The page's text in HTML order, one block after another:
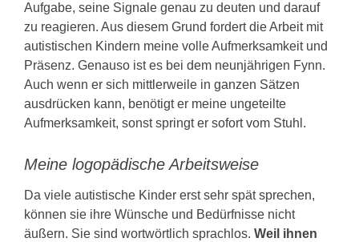
Aufgabe, seine Signale genau zu deuten und darauf
zu reagieren. Aus diesem Grund fordert die Arbeit mit
autistischen Kindern meine volle Aufmerksamkeit und
Präsenz. Genauso ist es bei dem neunjährigen Fynn.
Auch wenn er sich mittlerweile in ganzen Sätzen
ausdrücken kann, benötigt er meine ungeteilte
Aufmerksamkeit, sonst springt er sofort vom Stuhl.
Meine logopädische Arbeitsweise
Da viele autistische Kinder erst sehr spät sprechen,
können sie ihre Wünsche und Bedürfnisse nicht
äußern. Sie sind wortwörtlich sprachlos. Weil ihnen